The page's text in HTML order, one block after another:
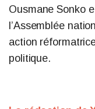
Ousmane Sonko
l’Assemblée
action
politique.